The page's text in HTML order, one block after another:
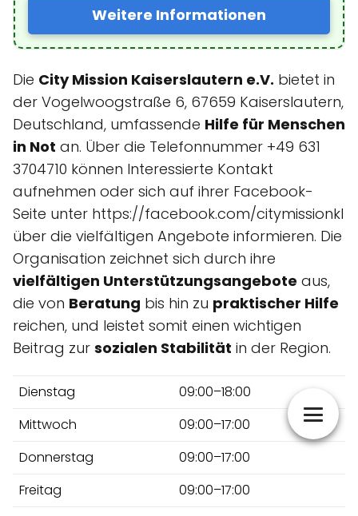
Weitere Informationen
Die City Mission Kaiserslautern e.V. bietet in
der Vogelwoogstraße 6, 67659 Kaiserslautern,
Deutschland, umfassende Hilfe für Menschen
in Not an. Über die Telefonnummer +49 631
3704710 können Interessierte Kontakt
aufnehmen oder sich auf ihrer Facebook-
Seite unter https://facebook.com/citymissionkl
über die vielfältigen Angebote informieren. Die
Organisation zeichnet sich durch ihre
vielfältigen Unterstützungsangebote aus,
die von Beratung bis hin zu praktischer Hilfe
reichen, und leistet somit einen wichtigen
Beitrag zur sozialen Stabilität in der Region.
Dienstag
09:00–18:00
Mittwoch
09:00–17:00
Donnerstag
09:00–17:00
Freitag
09:00–17:00